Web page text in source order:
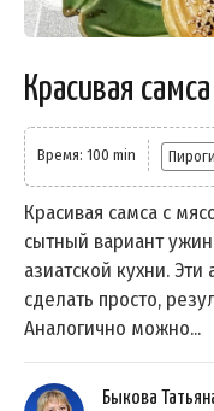
Красивая
Время: 100 min
Красивая самса с
сытный вариант
азиатской кухни.
сделать просто,
Аналогично можно...
Быкова